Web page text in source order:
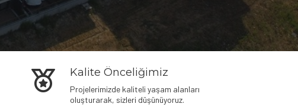
Kalite Önceliğimiz
Projelerimizde kaliteli yaşam alanları
oluşturarak, sizleri düşünüyoruz.